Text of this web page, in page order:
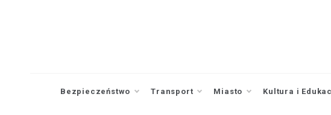
Bezpieczeństwo Transport Miasto Kultura i